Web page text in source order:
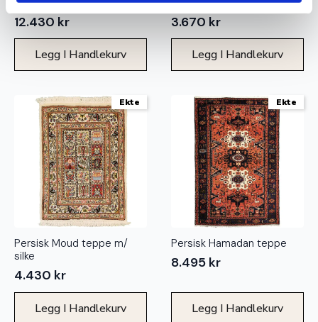
12.430 kr
Legg I Handlekurv
3.670 kr
Legg I Handlekurv
Ekte
Persisk Moud teppe m/
silke
4.430 kr
Legg I Handlekurv
Ekte
Persisk Hamadan teppe
8.495 kr
Legg I Handlekurv